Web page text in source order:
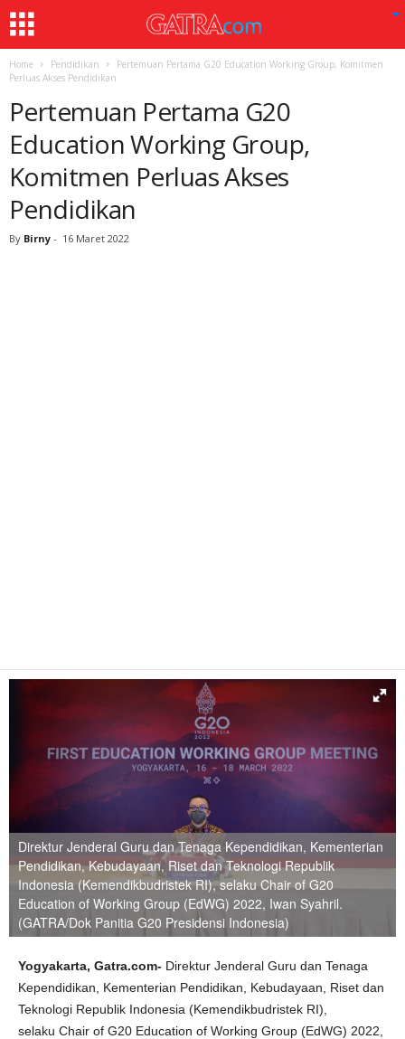
Home Pendidikan
Pertemuan Pertama G20 Education Working Group, Komitmen
Perluas Akses Pendidikan
Pertemuan Pertama G20
Education Working Group,
Komitmen Perluas Akses
Pendidikan
By Birny - 16 Maret 2022
Direktur Jenderal Guru dan Tenaga Kependidikan, Kementerian
Pendidikan, Kebudayaan, Riset dan Teknologi Republik
Indonesia (Kemendikbudristek RI), selaku Chair of G20
Education of Working Group (EdWG) 2022, Iwan Syahril.
(GATRA/Dok Panitia G20 Presidensi Indonesia)
Yogyakarta, Gatra.com- Direktur Jenderal Guru dan Tenaga
Kependidikan, Kementerian Pendidikan, Kebudayaan, Riset dan
Teknologi Republik Indonesia (Kemendikbudristek RI),
selaku Chair of G20 Education of Working Group (EdWG) 2022,